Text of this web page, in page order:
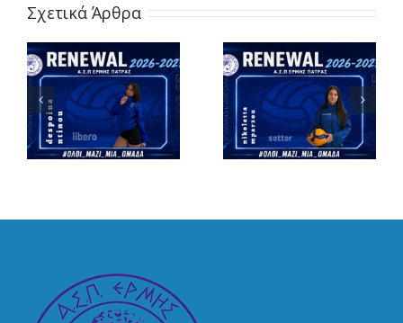
Σχετικά Άρθρα
Η
Νικολέττα
συνεχίζει
στις
Η Μυρτώ
κερδίζει
θέση στην